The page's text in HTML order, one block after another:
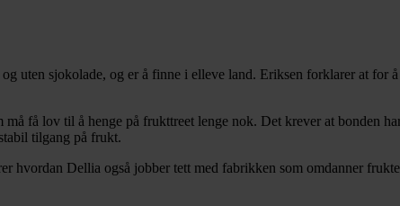
uten sjokolade, og er å finne i elleve land. Eriksen forklarer at for
må få lov til å henge på frukttreet lenge nok. Det krever at bonden
tilgang på frukt.
hvordan Dellia også jobber tett med fabrikken som omdanner